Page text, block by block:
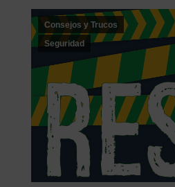
Consejos y Trucos
Seguridad